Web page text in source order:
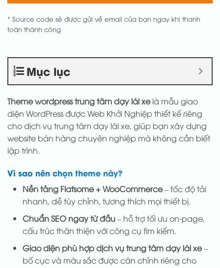
* Source code sẽ được gửi về email của bạn ngay khi thanh
toán thành công
Mục lục
Theme wordpress trung tâm dạy lái xelà mẫu giao
diện WordPress được Web Khởi Nghiệp thiết kế riêng
cho dịch vụ trung tâm dạy lái xe, giúp bạn xây dựng
website bán hàng chuyên nghiệp mà không cần biết
lập trình.
Vì sao nên chọn theme này?
Nền tảng Flatsome + WooCommerce– tốc độ tải
nhanh, dễ tùy chỉnh, tương thích mọi thiết bị.
Chuẩn SEO ngay từ đầu– hỗ trợ tối ưu on-page,
cấu trúc thân thiện với công cụ tìm kiếm.
Giao diện phù hợp dịch vụ trung tâm dạy lái xe–
bố cục và màu sắc được cân chỉnh riêng cho